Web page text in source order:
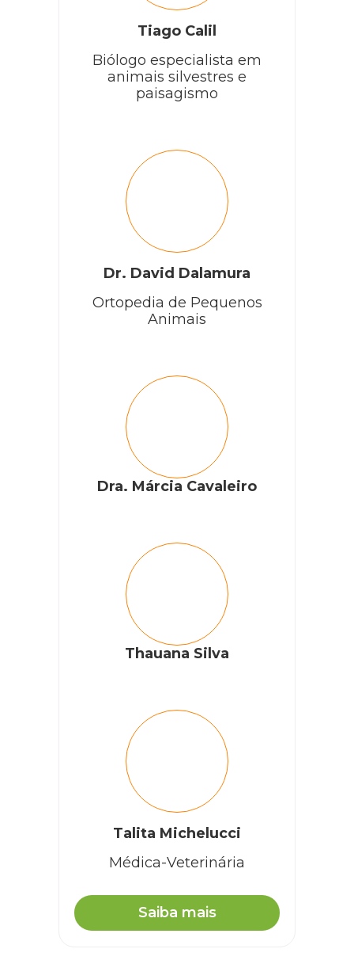
Tiago Calil
Biólogo especialista em
animais silvestres e
paisagismo
Dr. David Dalamura
Ortopedia de Pequenos
Animais
Dra. Márcia Cavaleiro
Thauana Silva
Talita Michelucci
Médica-Veterinária
Saiba mais